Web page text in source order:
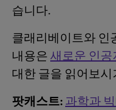
습니다.
클래리베이트와 인
내용은 새로운 인공
대한 글을 읽어보
팟캐스트: 과학과